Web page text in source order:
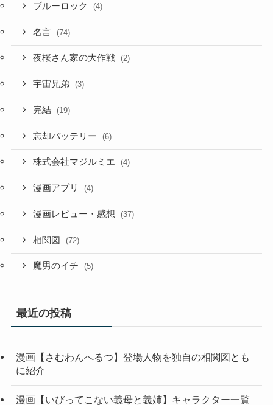
ブルーロック (4)
名言 (74)
夜桜さん家の大作戦 (2)
宇宙兄弟 (3)
完結 (19)
忘却バッテリー (6)
株式会社マジルミエ (4)
漫画アプリ (4)
漫画レビュー・感想 (37)
相関図 (72)
魔男のイチ (5)
最近の投稿
漫画【さむわんへるつ】登場人物を独自の相関図とも
に紹介
漫画【いびってこない義母と義姉】キャラクター一覧